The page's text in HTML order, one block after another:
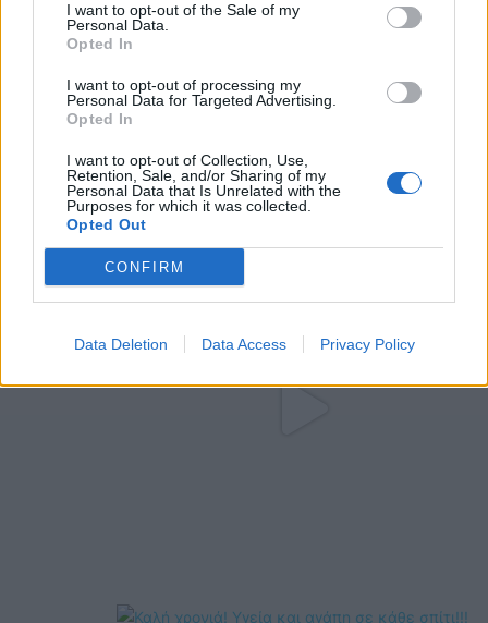
I want to opt-out of the Sale of my
Personal Data.
Opted In
I want to opt-out of processing my
Personal Data for Targeted Advertising.
Opted In
I want to opt-out of Collection, Use,
Retention, Sale, and/or Sharing of my
Personal Data that Is Unrelated with the
Purposes for which it was collected.
Opted Out
CONFIRM
Data Deletion Data Access Privacy Policy